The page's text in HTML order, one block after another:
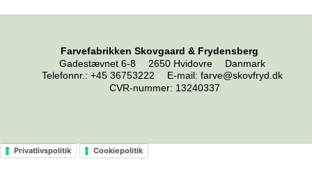
Farvefabrikken Skovgaard & Frydensberg
Gadestævnet 6-8
2650 Hvidovre
Danmark
Telefonnr.: +45 36753222 E-mail: farve@skovfryd.dk
CVR-nummer: 13240337
Privatlivspolitik Cookiepolitik